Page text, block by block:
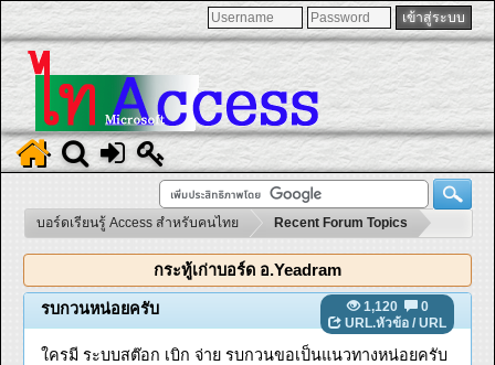
บอร์ดเรียนรู้ Access สำหรับคนไทย Recent Forum Topics
กระทู้เก่าบอร์ด อ.Yeadram
1,120
0
URL.หัวข้อ / URL
รบกวนหน่อยครับ
ใครมี ระบบสต๊อก เบิก จ่าย รบกวนขอเป็นแนวทางหน่อยครับ